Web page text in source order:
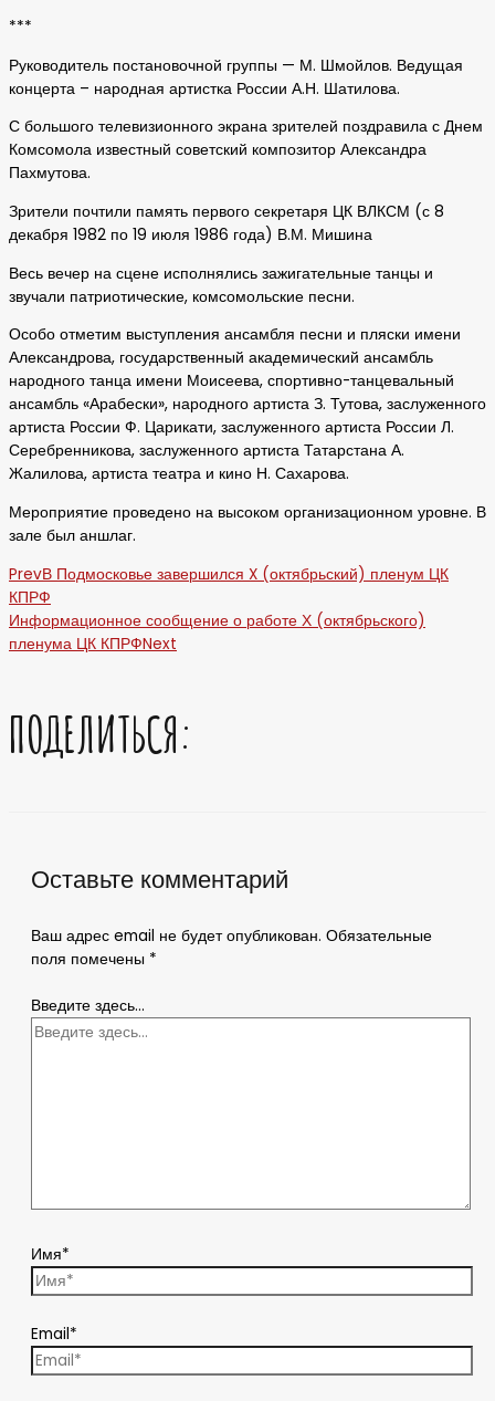
***
Руководитель постановочной группы — М. Шмойлов. Ведущая
концерта – народная артистка России А.Н. Шатилова.
С большого телевизионного экрана зрителей поздравила с Днем
Комсомола известный советский композитор Александра
Пахмутова.
Зрители почтили память первого секретаря ЦК ВЛКСМ (с 8
декабря 1982 по 19 июля 1986 года) В.М. Мишина
Весь вечер на сцене исполнялись зажигательные танцы и
звучали патриотические, комсомольские песни.
Особо отметим выступления ансамбля песни и пляски имени
Александрова, государственный академический ансамбль
народного танца имени Моисеева, спортивно-танцевальный
ансамбль «Арабески», народного артиста З. Тутова, заслуженного
артиста России Ф. Царикати, заслуженного артиста России Л.
Серебренникова, заслуженного артиста Татарстана А.
Жалилова, артиста театра и кино Н. Сахарова.
Мероприятие проведено на высоком организационном уровне. В
зале был аншлаг.
PrevВ Подмосковье завершился X (октябрьский) пленум ЦК
КПРФ
Информационное сообщение о работе Х (октябрьского)
пленума ЦК КПРФNext
ПОДЕЛИТЬСЯ:
Оставьте комментарий
Ваш адрес email не будет опубликован. Обязательные
поля помечены *
Введите здесь...
Имя*
Email*